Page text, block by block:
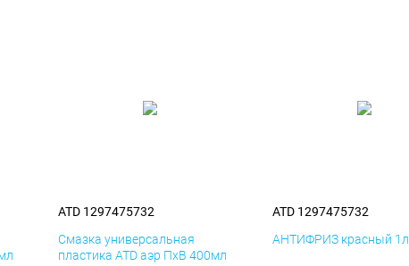
ATD 1297475732
Смазка универсальная
пластика ATD аэр ПхВ 400мл
ATD 1297475732
АНТИФРИЗ красный 1л.